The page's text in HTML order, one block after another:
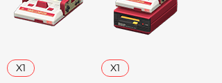
X1 X1